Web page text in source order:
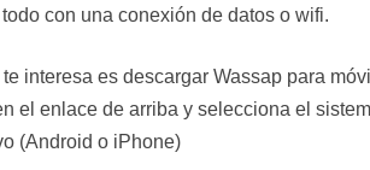
con una conexión de datos o wifi.
interesa es descargar Wassap para
el enlace de arriba y selecciona el
(Android o iPhone)